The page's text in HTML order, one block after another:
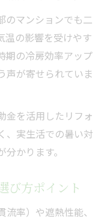
のマンションでも二
温の影響を受けやす
期の冷房効率アップ
声が寄せられていま
金を活用したリフォ
、実生活での暑い対
かります。
び方ポイント
率）や遮熱性能、